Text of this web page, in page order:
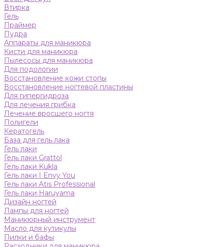
Втирка
Гель
Праймер
Пудра
Аппараты для маникюра
Кисти для маникюра
Пылесосы для маникюра
Для подологии
Восстановление кожи стопы
Восстановление ногтевой пластины
Для гипергидроза
Для лечения грибка
Лечение вросшего ногтя
Полигели
Кератогель
База для гель лака
Гель лаки
Гель лаки Grattol
Гель лаки Kukla
Гель лаки I Envy You
Гель лаки Atis Professional
Гель лаки Haruyama
Дизайн ногтей
Лампы для ногтей
Маникюрный инструмент
Масло для кутикулы
Пилки и бафы